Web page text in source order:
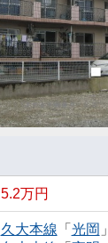
5.2万円
久大本線 「 光岡